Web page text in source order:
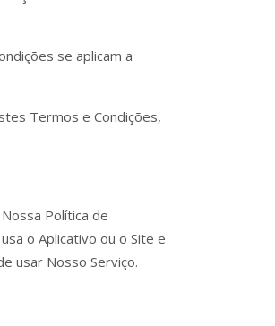
se aplicam a
Termos e Condições,
Política de
o Aplicativo ou o Site e
usar Nosso Serviço.